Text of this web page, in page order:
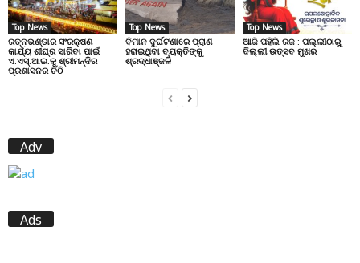
Top News
ରତ୍ନଭଣ୍ଡାର ସଂରକ୍ଷଣ
କାର୍ଯ୍ୟ ଶୀଘ୍ର ସାରିବା ପାଇଁ
ଏ.ଏସ୍.ଆଇ.କୁ ଶ୍ରୀମନ୍ଦିର
ପ୍ରଶାସନର ଚିଠି
Top News
ବିମାନ ଦୁର୍ଘଟଣାରେ ପ୍ରାଣ
ହରାଇଥିବା ବ୍ୟକ୍ତିଙ୍କୁ
ଶ୍ରଦ୍ଧାଞ୍ଜଳି
Top News
ଆଜି ପହିଲି ରଜ : ପଲ୍ଲୀଠାରୁ
ଦିଲ୍ଲୀ ଉତ୍ସବ ମୁଖର
Adv
Ads